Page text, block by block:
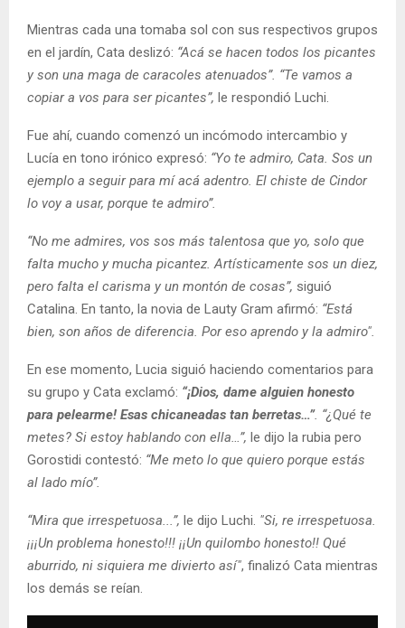
Mientras cada una tomaba sol con sus respectivos grupos
en el jardín, Cata deslizó: “Acá se hacen todos los picantes
y son una maga de caracoles atenuados”. “Te vamos a
copiar a vos para ser picantes”, le respondió Luchi.
Fue ahí, cuando comenzó un incómodo intercambio y
Lucía en tono irónico expresó: “Yo te admiro, Cata. Sos un
ejemplo a seguir para mí acá adentro. El chiste de Cindor
lo voy a usar, porque te admiro”.
“No me admires, vos sos más talentosa que yo, solo que
falta mucho y mucha picantez. Artísticamente sos un diez,
pero falta el carisma y un montón de cosas”, siguió
Catalina. En tanto, la novia de Lauty Gram afirmó: “Está
bien, son años de diferencia. Por eso aprendo y la admiro".
En ese momento, Lucia siguió haciendo comentarios para
su grupo y Cata exclamó: “¡Dios, dame alguien honesto
para pelearme! Esas chicaneadas tan berretas…”. “¿Qué te
metes? Si estoy hablando con ella…”, le dijo la rubia pero
Gorostidi contestó: “Me meto lo que quiero porque estás
al lado mío”.
“Mira que irrespetuosa...”, le dijo Luchi. "Si, re irrespetuosa.
¡¡¡Un problema honesto!!! ¡¡Un quilombo honesto!! Qué
aburrido, ni siquiera me divierto así", finalizó Cata mientras
los demás se reían.